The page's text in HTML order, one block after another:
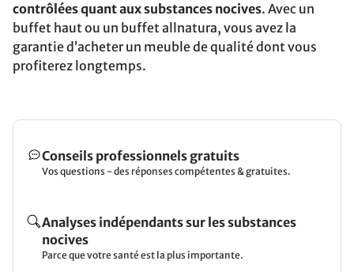
contrôlées quant aux substances nocives. Avec un
buffet haut ou un buffet allnatura, vous avez la
garantie d’acheter un meuble de qualité dont vous
profiterez longtemps.
Conseils professionnels gratuits
Vos questions - des réponses compétentes & gratuites.
Analyses indépendants sur les substances
nocives
Parce que votre santé est la plus importante.